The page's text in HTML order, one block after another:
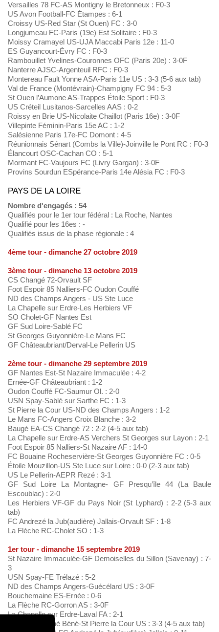
Versailles 78 FC-AS Montigny le Bretonneux : F0-3
US Avon Football-FC Étampes : 6-1
Croissy US-Red Star (St Ouen) FC : 3-0
Longjumeau FC-Paris (19e) Est Solitaire : F0-3
Moissy Cramayel US-UJA Maccabi Paris 12e : 11-0
ES Guyancourt-Évry FC : F0-3
Rambouillet Yvelines-Couronnes OFC (Paris 20e) : 3-0F
Nanterre AJSC-Argenteuil RFC : F0-3
Montereau Fault Yonne ASA-Paris 11e US : 3-3 (5-6 aux tab)
Val de France (Montévrain)-Champigny FC 94 : 5-3
St Ouen l’Aumone AS-Trappes Étoile Sport : F0-3
US Créteil Lusitanos-Sarcelles AAS : 0-2
Roissy en Brie US-Nicolaite Chaillot (Paris 16e) : 3-0F
Villepinte Féminin-Paris 15e AC : 1-2
Salésienne Paris 17e-FC Domont : 4-5
Réunionnais Sénart (Combs la Ville)-Joinville le Pont RC : F0-3
Élancourt OSC-Cachan CO : 5-1
Mormant FC-Vaujours FC (Livry Gargan) : 3-0F
Provins Sourdun ESpérance-Paris 14e Alésia FC : F0-3
PAYS DE LA LOIRE
Nombre d'engagés : 54
Qualifiés pour le 1er tour fédéral : La Roche, Nantes
Qualifié pour les 16es : -
Qualifiés issus de la phase régionale : 4
4ème tour - dimanche 27 octobre 2019
3ème tour - dimanche 13 octobre 2019
CS Changé 72-Orvault SF
Foot Espoir 85 Nalliers-FC Oudon Couffé
ND des Champs Angers - US Ste Luce
La Chapelle sur Erdre-Les Herbiers VF
SO Cholet-GF Nantes Est
GF Sud Loire-Sablé FC
St Georges Guyonnière-Le Mans FC
GF Châteaubriant/Derval-Le Pellerin US
2ème tour - dimanche 29 septembre 2019
GF Nantes Est-St Nazaire Immaculée : 4-2
Ernée-GF Châteaubriant : 1-2
Oudon Couffé FC-Saumur Ol. : 2-0
USN Spay-Sablé sur Sarthe FC : 1-3
St Pierre la Cour US-ND des Champs Angers : 1-2
Le Mans FC-Angers Croix Blanche : 3-2
Baugé EA-CS Changé 72 : 2-2 (4-5 aux tab)
La Chapelle sur Erdre-AS Verchers St Georges sur Layon : 2-1
Foot Espoir 85 Nalliers-St Nazaire AF : 14-0
FC Bouaine Rocheservière-St Georges Guyonnière FC : 0-5
Étoile Mouzillon-US Ste Luce sur Loire : 0-0 (2-3 aux tab)
US Le Pellerin-AEPR Rezé : 3-1
GF Sud Loire La Montagne- GF Presqu’île 44 (La Baule
Escoublac) : 2-0
Les Herbiers VF-GF du Pays Noir (St Lyphard) : 2-2 (5-3 aux
tab)
FC Andrezé la Jub(audière) Jallais-Orvault SF : 1-8
La Flèche RC-Cholet SO : 1-3
1er tour - dimanche 15 septembre 2019
St Nazaire Immaculée-GF Demoiselles du Sillon (Savenay) : 7-
3
USN Spay-FE Trélazé : 5-2
ND des Champs Angers-Guécélard US : 3-0F
Bouchemaine ES-Ernée : 0-6
La Flèche RC-Gorron AS : 3-0F
La Chapelle sur Erdre-Laval FA : 2-1
Montreuil Juigné Béné-St Pierre la Cour US : 3-3 (4-5 aux tab)